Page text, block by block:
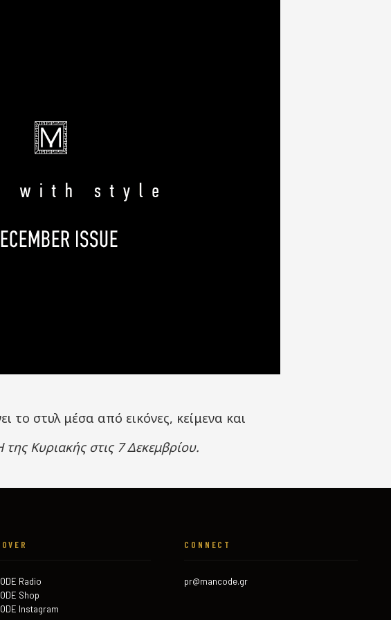
στυλ μέσα από εικόνες, κείμενα και
Κυριακής στις 7 Δεκεμβρίου.
Radio
Shop
Instagram
CONNECT
pr@mancode.gr